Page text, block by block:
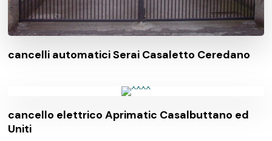
cancelli automatici Serai Casaletto Ceredano
cancello elettrico Aprimatic Casalbuttano ed
Uniti